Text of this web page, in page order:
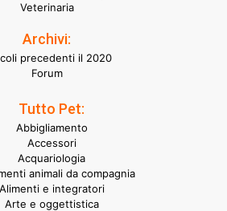
Veterinaria
Archivi:
precedenti il 2020
Forum
Tutto Pet:
Abbigliamento
Accessori
Acquariologia
animali da compagnia
Alimenti e integratori
Arte e oggettistica